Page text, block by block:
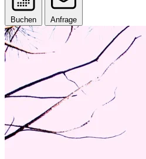
Buchen Anfrage